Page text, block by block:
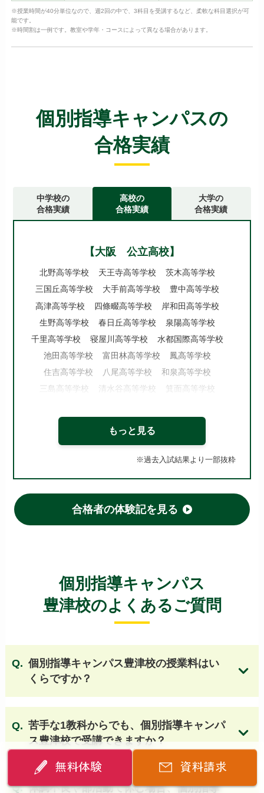
※授業時間が40分単位なので、週2回の中で、3科目を受講するなど、柔軟な科目選択が可
能です。
※時間割は一例です。教室や学年・コースによって異なる場合があります。
個別指導キャンパスの
合格実績
中学校の
合格実績
高校の
合格実績
大学の
合格実績
【大阪 公立高校】
北野高等学校 天王寺高等学校
茨木高等学校
三国丘高等学校
大手前高等学校
豊中高等学校
高津高等学校
四條畷高等学校
岸和田高等学校
生野高等学校
春日丘高等学校
泉陽高等学校
千里高等学校
寝屋川高等学校
水都国際高等学校
池田高等学校
富田林高等学校
鳳高等学校
住吉高等学校
八尾高等学校
和泉高等学校
三島高等学校
清水谷高等学校
箕面高等学校
牧野高等学校
槻の木高等学校
市岡高等学校
山田高等学校
枚方高等学校
河南高等学校
刀根山高等学校
【大阪 国立・私立高校】
清風南海高等学校
四天王寺高等学校
大阪桐蔭高等学校
桃山学院高等学校
国立大阪教育大学附属天王寺校舎
国立大阪教育大学附属平野校舎
清教学園高等学校
清風高等学校
近畿大学附属高等学校
初芝富田林高等学校
箕面自由学園高等学校
追手門学院高等学校
関西大学第一高等学校
関西創価高等学校
帝塚山学院泉ヶ丘高等学校
関西大学高等部
もっと見る
※過去入試結果より一部抜粋
合格者の体験記を見る
個別指導キャンパス
豊津校のよくあるご質問
個別指導キャンパス豊津校の授業料はい
くらですか？
苦手な1教科からでも、個別指導キャンパ
ス豊津校で受講できますか？
体調不良や部活動で休む場合、個別指導
無料体験 資料請求